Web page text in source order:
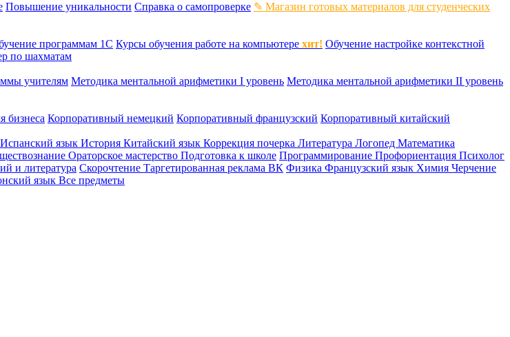
Повышение уникальности Справка о самопроверке ✎ Магазин готовых материалов для студенческих
программам 1С Курсы обучения работе на компьютере хит! Обучение настройке контекстной
по шахматам
учителям Методика ментальной арифметики I уровень Методика ментальной арифметики II уровень
бизнеса Корпоративный немецкий Корпоративный французский Корпоративный китайский
Испанский язык История Китайский язык Коррекция почерка Литература Логопед Математика
Ораторское мастерство Подготовка к школе Программирование Профориентация Психолог
и литература Скорочтение Таргетированная реклама ВК Физика Французский язык Химия Черчение
язык Все предметы